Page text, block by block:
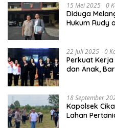
15 Mei 2025 0
Diduga
Hukum Rudy
22 Juli 2025 0
Perkuat Kerja
dan Anak,
18 September
Kapolsek
Lahan